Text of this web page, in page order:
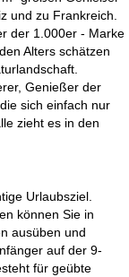
und zu Frankreich.
der 1.000er - Marke
Alters schätzen
Genießer der
sich einfach nur
zieht es in den
Urlaubsziel.
können Sie in
ausüben und
auf der 9-
für geübte